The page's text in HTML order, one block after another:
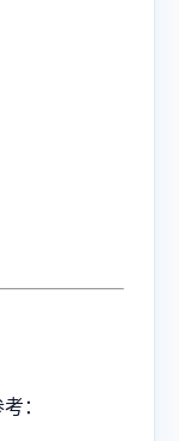
：